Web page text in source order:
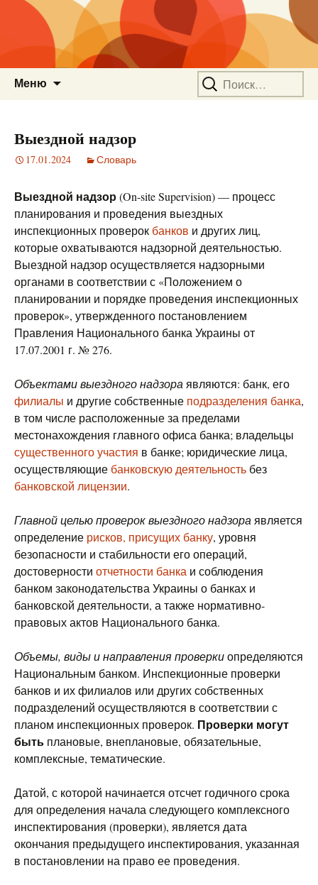
Меню Найти:
Выездной надзор
17.01.2024 Словарь
Выездной надзор (On-site Supervision) — процесс
планирования и проведения выездных
инспекционных проверок банков и других лиц,
которые охватываются надзорной деятельностью.
Выездной надзор осуществляется надзорными
органами в соответствии с «Положением о
планировании и порядке проведения инспекционных
проверок», утвержденного постановлением
Правления Национального банка Украины от
17.07.2001 г. № 276.
Объектами выездного надзора являются: банк, его
филиалы и другие собственные подразделения банка,
в том числе расположенные за пределами
местонахождения главного офиса банка; владельцы
существенного участия в банке; юридические лица,
осуществляющие банковскую деятельность без
банковской лицензии.
Главной целью проверок выездного надзора является
определение рисков, присущих банку, уровня
безопасности и стабильности его операций,
достоверности отчетности банка и соблюдения
банком законодательства Украины о банках и
банковской деятельности, а также нормативно-
правовых актов Национального банка.
Объемы, виды и направления проверкиопределяются
Национальным банком. Инспекционные проверки
банков и их филиалов или других собственных
подразделений осуществляются в соответствии с
планом инспекционных проверок. Проверки могут
быть плановые, внеплановые, обязательные,
комплексные, тематические.
Датой, с которой начинается отсчет годичного срока
для определения начала следующего комплексного
инспектирования (проверки), является дата
окончания предыдущего инспектирования, указанная
в постановлении на право ее проведения.